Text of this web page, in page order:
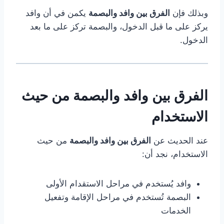
وبذلك فإن الفرق بين وافد والبصمة يكمن في أن وافد
يركز على ما قبل الدخول، والبصمة تركز على ما بعد
الدخول.
الفرق بين وافد والبصمة من حيث
الاستخدام
عند الحديث عن الفرق بين وافد والبصمة من حيث
الاستخدام، نجد أن:
وافد يُستخدم في مراحل الاستقدام الأولى
البصمة تُستخدم في مراحل الإقامة وتفعيل
الخدمات